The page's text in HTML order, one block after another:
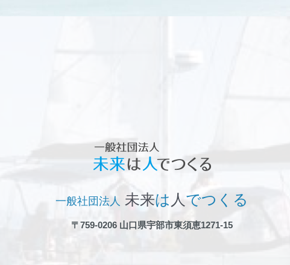
一般社団法人 未来は 人 でつくる
〒759-0206 山口県宇部市東須恵1271-15